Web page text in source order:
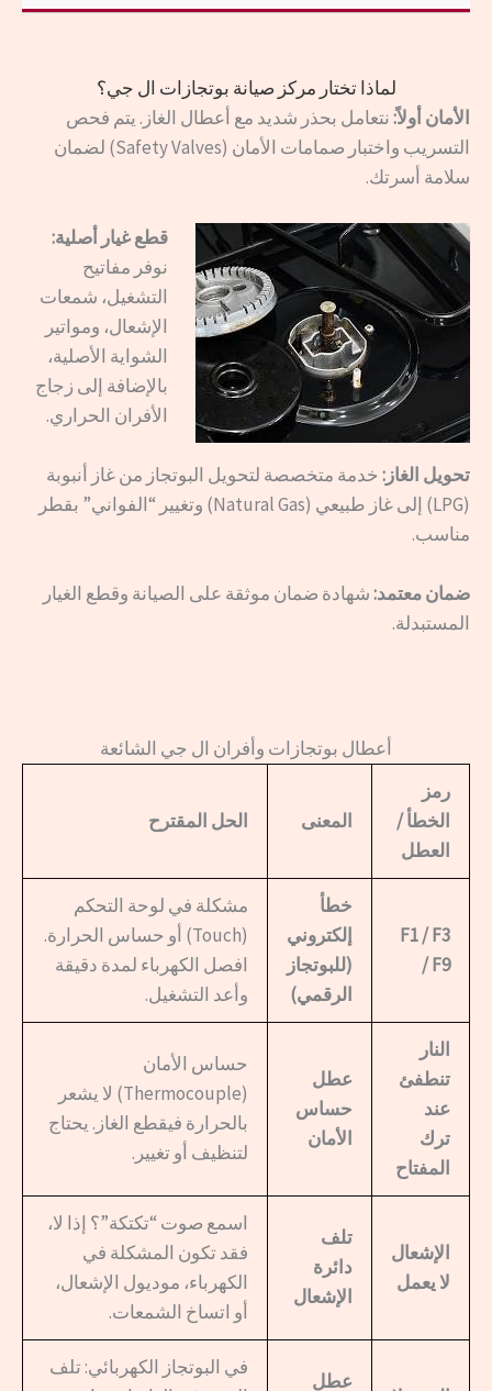
لماذا تختار مركز صيانة بوتجازات ال جي؟
الأمان أولاً:نتعامل بحذر شديد مع أعطال الغاز. يتم فحص
التسريب واختبار صمامات الأمان (Safety Valves) لضمان
سلامة أسرتك.
قطع غيار أصلية:
نوفر مفاتيح
التشغيل، شمعات
الإشعال، ومواتير
الشواية الأصلية،
بالإضافة إلى زجاج
الأفران الحراري.
تحويل الغاز:خدمة متخصصة لتحويل البوتجاز من غاز أنبوبة
(LPG) إلى غاز طبيعي (Natural Gas) وتغيير “الفواني” بقطر
مناسب.
ضمان معتمد:شهادة ضمان موثقة على الصيانة وقطع الغيار
المستبدلة.
أعطال بوتجازات وأفران ال جي الشائعة
رمز
الخطأ /
العطل
المعنى الحل المقترح
F1 / F3
/ F9
خطأ
إلكتروني
(للبوتجاز
الرقمي)
مشكلة في لوحة التحكم
(Touch) أو حساس الحرارة.
افصل الكهرباء لمدة دقيقة
وأعد التشغيل.
النار
تنطفئ
عند
ترك
المفتاح
عطل
حساس
الأمان
حساس الأمان
(Thermocouple) لا يشعر
بالحرارة فيقطع الغاز. يحتاج
لتنظيف أو تغيير.
الإشعال
لا يعمل
تلف
دائرة
الإشعال
اسمع صوت “تكتكة”؟ إذا لا،
فقد تكون المشكلة في
الكهرباء، موديول الإشعال،
أو اتساخ الشمعات.
عطل
في البوتجاز الكهربائي: تلف